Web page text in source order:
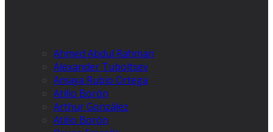
Ahmed Abdul Rahman
Alexander Tuboltsev
Amaya Rubio Ortega
Atilio Borón
Arthur González
Atilio Borón